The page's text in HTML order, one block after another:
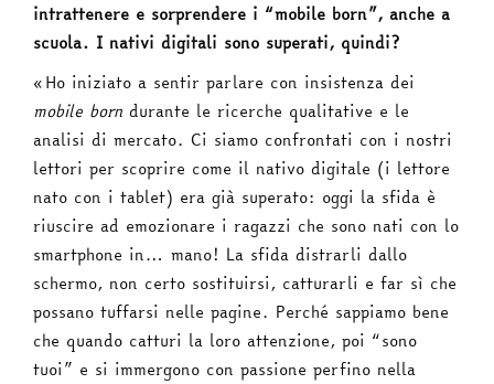
intrattenere e sorprendere i “mobile born”, anche a
scuola. I nativi digitali sono superati, quindi?
«Ho iniziato a sentir parlare con insistenza dei
mobile born durante le ricerche qualitative e le
analisi di mercato. Ci siamo confrontati con i nostri
lettori per scoprire come il nativo digitale (i lettore
nato con i tablet) era già superato: oggi la sfida è
riuscire ad emozionare i ragazzi che sono nati con lo
smartphone in… mano! La sfida distrarli dallo
schermo, non certo sostituirsi, catturarli e far sì che
possano tuffarsi nelle pagine. Perché sappiamo bene
che quando catturi la loro attenzione, poi “sono
tuoi” e si immergono con passione perfino nella